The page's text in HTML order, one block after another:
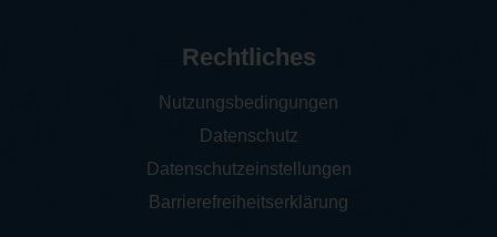
Rechtliches
Nutzungsbedingungen
Datenschutz
Datenschutzeinstellungen
Barrierefreiheitserklärung